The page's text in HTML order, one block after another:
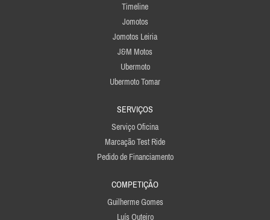
Timeline
Jomotos
Jomotos Leiria
J&M Motos
Ubermoto
Ubermoto Tomar
SERVIÇOS
Serviço Oficina
Marcação Test Ride
Pedido de Financiamento
COMPETIÇÃO
Guilherme Gomes
Luís Outeiro